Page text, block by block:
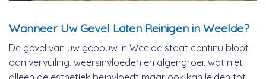
Wanneer Uw Gevel Laten Reinigen in Weelde?
De gevel van uw gebouw in Weelde staat continu bloot
aan vervuiling, weersinvloeden en algengroei, wat niet